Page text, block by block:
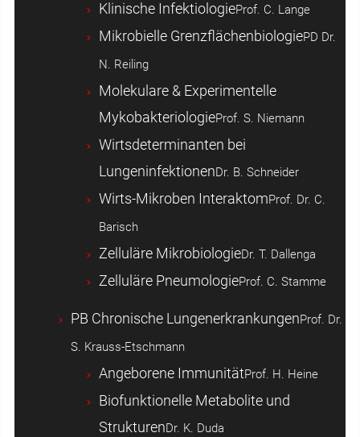
Klinische InfektiologieProf. C. Lange
Mikrobielle GrenzflächenbiologiePD Dr.
N. Reiling
Molekulare & Experimentelle
MykobakteriologieProf. S. Niemann
Wirtsdeterminanten bei
LungeninfektionenDr. B. Schneider
Wirts-Mikroben InteraktomProf. Dr. C.
Barisch
Zelluläre MikrobiologieDr. T. Dallenga
Zelluläre PneumologieProf. C. Stamme
PB Chronische LungenerkrankungenProf. Dr.
S. Krauss-Etschmann
Angeborene ImmunitätProf. H. Heine
Biofunktionelle Metabolite und
StrukturenDr. K. Duda